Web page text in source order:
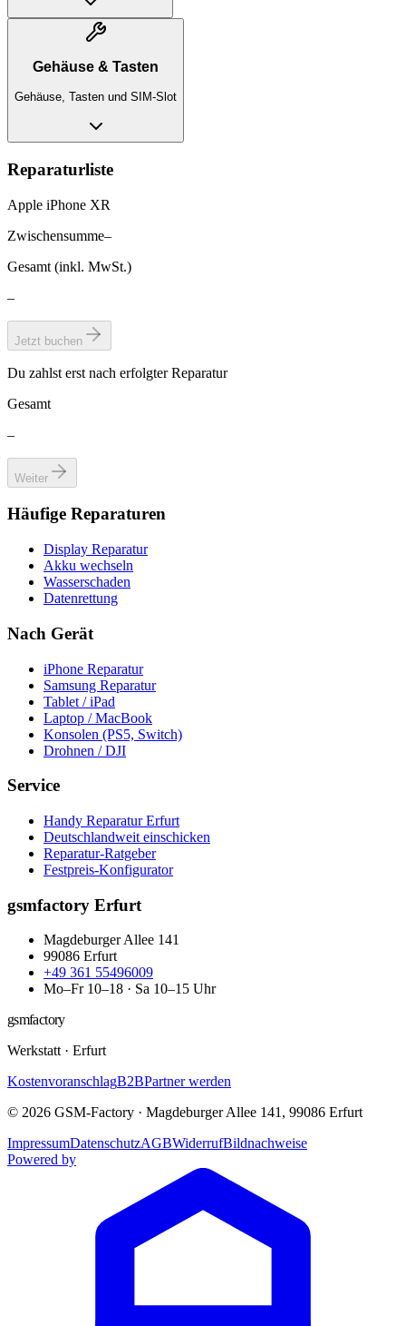
Gehäuse & Tasten
Gehäuse, Tasten und SIM-Slot
Reparaturliste
Apple iPhone XR
Zwischensumme–
Gesamt (inkl. MwSt.)
–
Jetzt buchen
Du zahlst erst nach erfolgter Reparatur
Gesamt
–
Weiter
Häufige Reparaturen
Display Reparatur
Akku wechseln
Wasserschaden
Datenrettung
Nach Gerät
iPhone Reparatur
Samsung Reparatur
Tablet / iPad
Laptop / MacBook
Konsolen (PS5, Switch)
Drohnen / DJI
Service
Handy Reparatur Erfurt
Deutschlandweit einschicken
Reparatur-Ratgeber
Festpreis-Konfigurator
gsmfactory Erfurt
Magdeburger Allee 141
99086 Erfurt
+49 361 55496009
Mo–Fr 10–18 · Sa 10–15 Uhr
gsmfactory
Werkstatt· Erfurt
KostenvoranschlagB2BPartner werden
© 2026 GSM-Factory · Magdeburger Allee 141, 99086 Erfurt
ImpressumDatenschutzAGBWiderrufBildnachweise
Powered by